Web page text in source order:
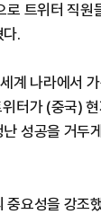
트위터 직원
.
계 나라에서
터가 (중국)
성공을 거두
중요성을 강조